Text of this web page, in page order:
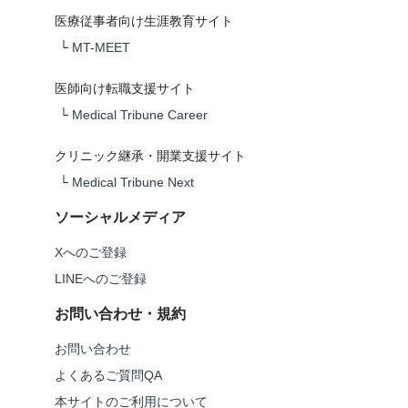
医療従事者向け生涯教育サイト
└ MT-MEET
医師向け転職支援サイト
└ Medical Tribune Career
クリニック継承・開業支援サイト
└ Medical Tribune Next
ソーシャルメディア
Xへのご登録
LINEへのご登録
お問い合わせ・規約
お問い合わせ
よくあるご質問QA
本サイトのご利用について